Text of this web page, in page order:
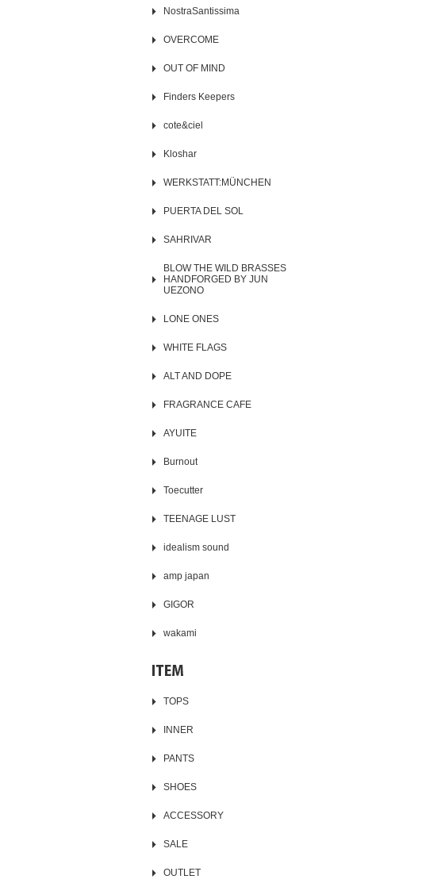
NostraSantissima
OVERCOME
OUT OF MIND
Finders Keepers
cote&ciel
Kloshar
WERKSTATT:MÜNCHEN
PUERTA DEL SOL
SAHRIVAR
BLOW THE WILD BRASSES
HANDFORGED BY JUN
UEZONO
LONE ONES
WHITE FLAGS
ALT AND DOPE
FRAGRANCE CAFE
AYUITE
Burnout
Toecutter
TEENAGE LUST
idealism sound
amp japan
GIGOR
wakami
TOPS
INNER
PANTS
SHOES
ACCESSORY
SALE
OUTLET